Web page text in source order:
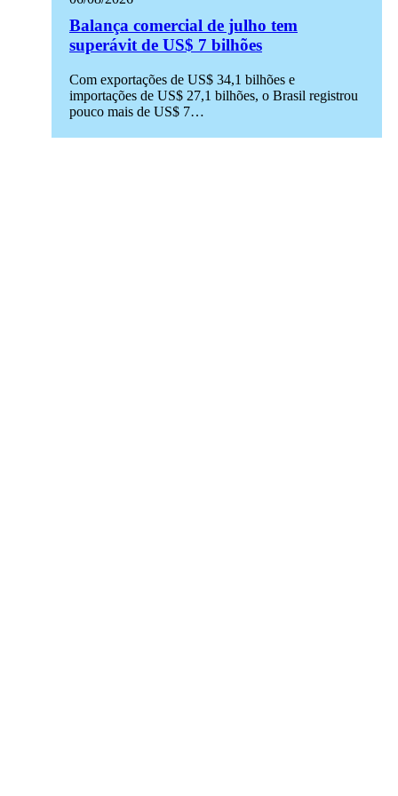
Balança comercial de julho tem
superávit de US$ 7 bilhões
Com exportações de US$ 34,1 bilhões e
importações de US$ 27,1 bilhões, o Brasil registrou
pouco mais de US$ 7…